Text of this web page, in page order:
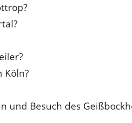
Köln?
und Besuch des